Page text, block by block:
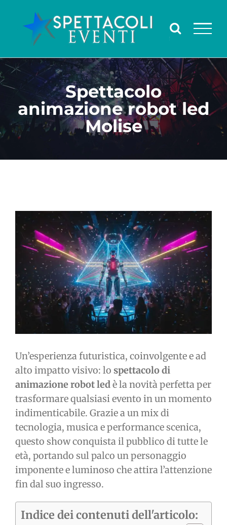
contenuto
Spettacolo
animazione robot led
Molise
Ingrandisci
immagine
Un’esperienza futuristica, coinvolgente e ad
alto impatto visivo: lo spettacolo di
animazione robot ledè la novità perfetta per
trasformare qualsiasi evento in un momento
indimenticabile. Grazie a un mix di
tecnologia, musica e performance scenica,
questo show conquista il pubblico di tutte le
età, portando sul palco un personaggio
imponente e luminoso che attira l’attenzione
fin dal suo ingresso.
Indice dei contenuti dell'articolo: